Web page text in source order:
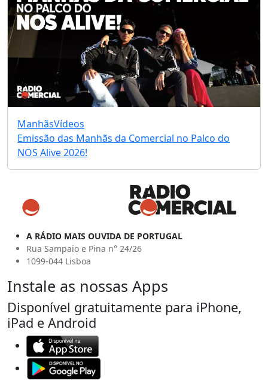
ManhãsVídeos
Emissão das Manhãs da Comercial no Palco do
NOS Alive 2026!
A RÁDIO MAIS OUVIDA DE PORTUGAL
Rua Sampaio e Pina n° 24/26
1099-044 Lisboa
Instale as nossas Apps
Disponível gratuitamente para iPhone,
iPad e Android